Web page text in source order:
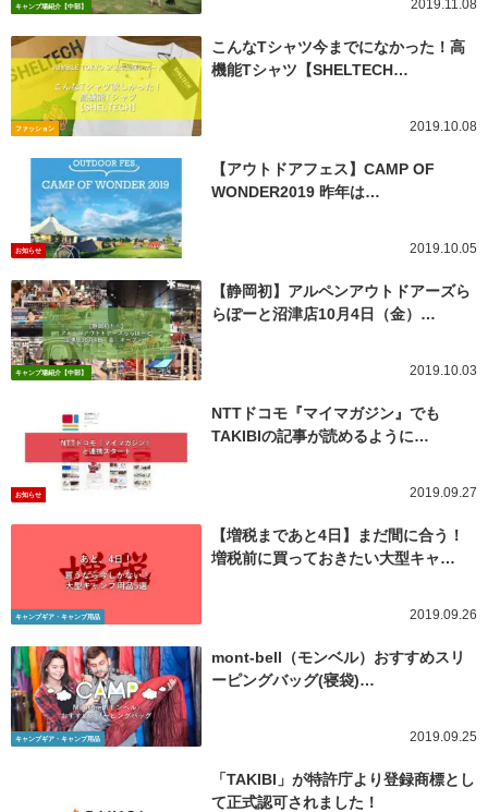
キャンプ場紹介【中部】 2019.11.08
ファッション
こんなTシャツ今までになかった！高
機能Tシャツ【SHELTECH…
2019.10.08
お知らせ
【アウトドアフェス】CAMP OF
WONDER2019 昨年は…
2019.10.05
キャンプ場紹介【中部】
【静岡初】アルペンアウトドアーズら
らぽーと沼津店10月4日（金）…
2019.10.03
お知らせ
NTTドコモ『マイマガジン』でも
TAKIBIの記事が読めるように…
2019.09.27
キャンプギア・キャンプ用品
【増税まであと4日】まだ間に合う！
増税前に買っておきたい大型キャ…
2019.09.26
キャンプギア・キャンプ用品
mont-bell（モンベル）おすすめスリ
ーピングバッグ(寝袋)…
2019.09.25
「TAKIBI」が特許庁より登録商標とし
て正式認可されました！